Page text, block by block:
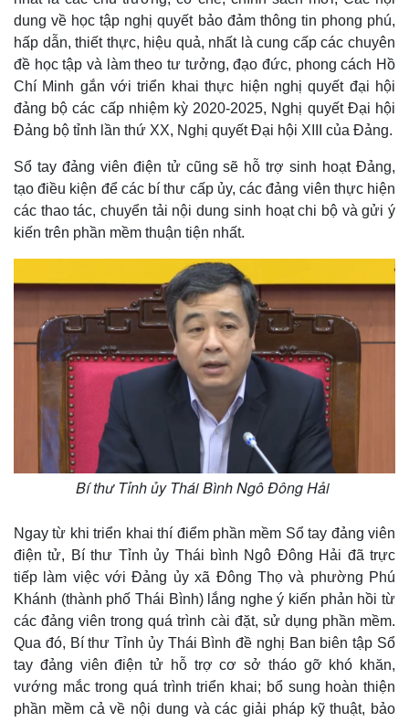
Cuộc sống đó đây
Hồ sơ
Multimedia
Ảnh
E-Magazine
Infographic
dung về học tập nghị quyết bảo đảm thông tin phong phú,
hấp dẫn, thiết thực, hiệu quả, nhất là cung cấp các chuyên
đề học tập và làm theo tư tưởng, đạo đức, phong cách Hồ
Chí Minh gắn với triển khai thực hiện nghị quyết đại hội
đảng bộ các cấp nhiệm kỳ 2020-2025, Nghị quyết Đại hội
Đảng bộ tỉnh lần thứ XX, Nghị quyết Đại hội XIII của Đảng.
Sổ tay đảng viên điện tử cũng sẽ hỗ trợ sinh hoạt Đảng,
tạo điều kiện để các bí thư cấp ủy, các đảng viên thực hiện
các thao tác, chuyển tải nội dung sinh hoạt chi bộ và gửi ý
kiến trên phần mềm thuận tiện nhất.
Bí thư Tỉnh ủy Thái Bình Ngô Đông Hải
Ngay từ khi triển khai thí điểm phần mềm Sổ tay đảng viên
điện tử, Bí thư Tỉnh ủy Thái bình Ngô Đông Hải đã trực
tiếp làm việc với Đảng ủy xã Đông Thọ và phường Phú
Khánh (thành phố Thái Bình) lắng nghe ý kiến phản hồi từ
các đảng viên trong quá trình cài đặt, sử dụng phần mềm.
Qua đó, Bí thư Tỉnh ủy Thái Bình đề nghị Ban biên tập Sổ
tay đảng viên điện tử hỗ trợ cơ sở tháo gỡ khó khăn,
vướng mắc trong quá trình triển khai; bổ sung hoàn thiện
phần mềm cả về nội dung và các giải pháp kỹ thuật, bảo